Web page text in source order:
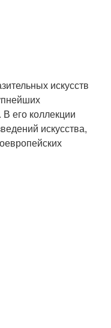
искусств
его коллекции
искусства,